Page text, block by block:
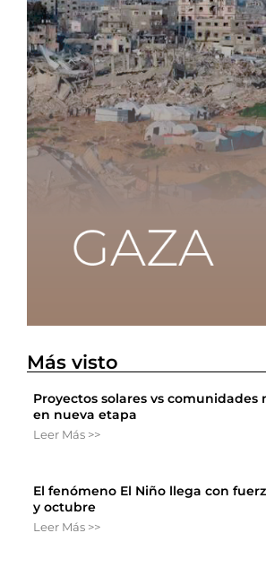
Más visto
Proyectos solares vs comunidades
en nueva etapa
Leer Más >>
El fenómeno El Niño llega con
y octubre
Leer Más >>